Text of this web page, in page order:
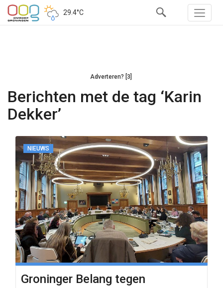
29.4°C
Adverteren? [3]
Berichten met de tag ‘Karin
Dekker’
NIEUWS
Groninger Belang tegen